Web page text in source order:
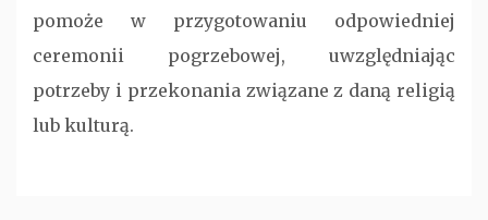
pomoże w przygotowaniu odpowiedniej
ceremonii pogrzebowej, uwzględniając
potrzeby i przekonania związane z daną religią
lub kulturą.